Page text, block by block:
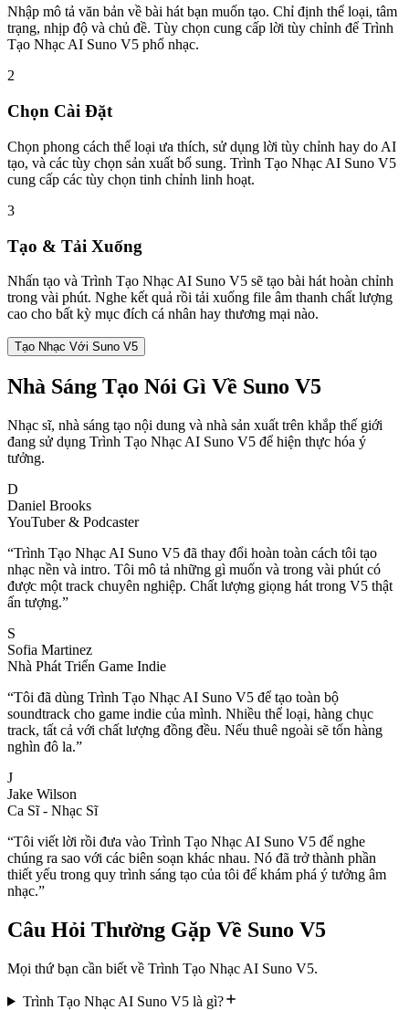
Nhập mô tả văn bản về bài hát bạn muốn tạo. Chỉ định thể loại, tâm
trạng, nhịp độ và chủ đề. Tùy chọn cung cấp lời tùy chỉnh để Trình
Tạo Nhạc AI Suno V5 phổ nhạc.
2
Chọn Cài Đặt
Chọn phong cách thể loại ưa thích, sử dụng lời tùy chỉnh hay do AI
tạo, và các tùy chọn sản xuất bổ sung. Trình Tạo Nhạc AI Suno V5
cung cấp các tùy chọn tinh chỉnh linh hoạt.
3
Tạo & Tải Xuống
Nhấn tạo và Trình Tạo Nhạc AI Suno V5 sẽ tạo bài hát hoàn chỉnh
trong vài phút. Nghe kết quả rồi tải xuống file âm thanh chất lượng
cao cho bất kỳ mục đích cá nhân hay thương mại nào.
Tạo Nhạc Với Suno V5
Nhà Sáng Tạo Nói Gì Về Suno V5
Nhạc sĩ, nhà sáng tạo nội dung và nhà sản xuất trên khắp thế giới
đang sử dụng Trình Tạo Nhạc AI Suno V5 để hiện thực hóa ý
tưởng.
D
Daniel Brooks
YouTuber & Podcaster
“Trình Tạo Nhạc AI Suno V5 đã thay đổi hoàn toàn cách tôi tạo
nhạc nền và intro. Tôi mô tả những gì muốn và trong vài phút có
được một track chuyên nghiệp. Chất lượng giọng hát trong V5 thật
ấn tượng.”
S
Sofia Martinez
Nhà Phát Triển Game Indie
“Tôi đã dùng Trình Tạo Nhạc AI Suno V5 để tạo toàn bộ
soundtrack cho game indie của mình. Nhiều thể loại, hàng chục
track, tất cả với chất lượng đồng đều. Nếu thuê ngoài sẽ tốn hàng
nghìn đô la.”
J
Jake Wilson
Ca Sĩ - Nhạc Sĩ
“Tôi viết lời rồi đưa vào Trình Tạo Nhạc AI Suno V5 để nghe
chúng ra sao với các biên soạn khác nhau. Nó đã trở thành phần
thiết yếu trong quy trình sáng tạo của tôi để khám phá ý tưởng âm
nhạc.”
Câu Hỏi Thường Gặp Về Suno V5
Mọi thứ bạn cần biết về Trình Tạo Nhạc AI Suno V5.
Trình Tạo Nhạc AI Suno V5 là gì?